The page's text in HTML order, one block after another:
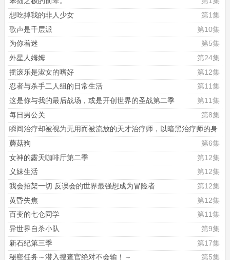
想吃掉我的非人少女
第1集
歌声是千层派
第10集
为你着迷
第5集
外星人姆姆
第24集
摇滚乐是淑女的嗜好
第12集
忍者与杀手二人组的日常生活
第11集
这是你与我的最后战场，或是开创世界的圣战第二季
第11集
每日男公关
第8集
瞬间治疗却被视为无用而被流放的天才治疗师，以暗黑治疗师的身
份幸福地生活着
第4集
蘑菇狗
第6集
女神的露天咖啡厅第二季
第12集
义妹生活
第12集
我会招架一切 反误会的世界最强想成为冒险者
第12集
黄昏失焦
第12集
百变的七仓同学
第11集
异世界自杀小队
第9集
新石纪第三季
第17集
秘密任务～潜入搜查官绝对不会输！～
第5集